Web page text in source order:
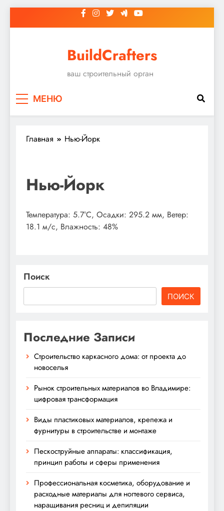
к
BuildCrafters
ваш строительный орган
МЕНЮ
Главная Нью-Йорк
Нью-Йорк
Температура: 5.7°C, Осадки: 295.2 мм, Ветер:
18.1 м/с, Влажность: 48%
Поиск
ПОИСК
Последние Записи
Строительство каркасного дома: от проекта до
новоселья
Рынок строительных материалов во Владимире:
цифровая трансформация
Виды пластиковых материалов, крепежа и
фурнитуры в строительстве и монтаже
Пескоструйные аппараты: классификация,
принцип работы и сферы применения
Профессиональная косметика, оборудование и
расходные материалы для ногтевого сервиса,
наращивания ресниц и депиляции